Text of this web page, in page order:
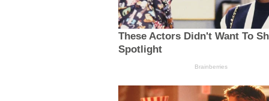
These Actors Didn't Want To
Spotlight
Brainberries